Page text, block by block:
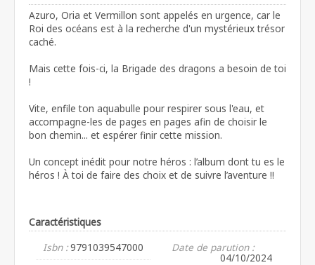
Azuro, Oria et Vermillon sont appelés en urgence, car le
Roi des océans est à la recherche d'un mystérieux trésor
caché.
Mais cette fois-ci, la Brigade des dragons a besoin de toi
!
Vite, enfile ton aquabulle pour respirer sous l'eau, et
accompagne-les de pages en pages afin de choisir le
bon chemin... et espérer finir cette mission.
Un concept inédit pour notre héros : l’album dont tu es le
héros ! À toi de faire des choix et de suivre l’aventure !!
Caractéristiques
Isbn :9791039547000
Date de parution :
04/10/2024